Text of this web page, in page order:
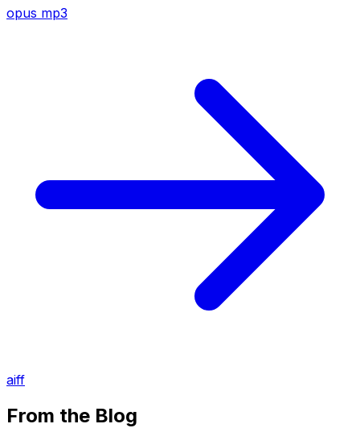
opus mp3
aiff
From the Blog